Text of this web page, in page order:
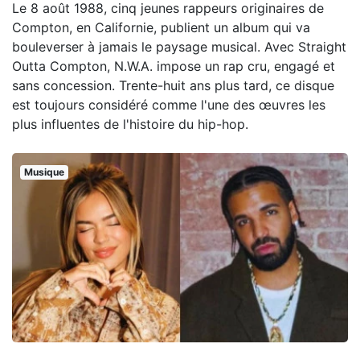
Le 8 août 1988, cinq jeunes rappeurs originaires de
Compton, en Californie, publient un album qui va
bouleverser à jamais le paysage musical. Avec Straight
Outta Compton, N.W.A. impose un rap cru, engagé et
sans concession. Trente-huit ans plus tard, ce disque
est toujours considéré comme l'une des œuvres les
plus influentes de l'histoire du hip-hop.
Musique